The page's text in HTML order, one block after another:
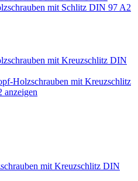
mit Schlitz DIN 97 A2
mit Kreuzschlitz DIN
Holzschrauben mit Kreuzschlitz
mit Kreuzschlitz DIN